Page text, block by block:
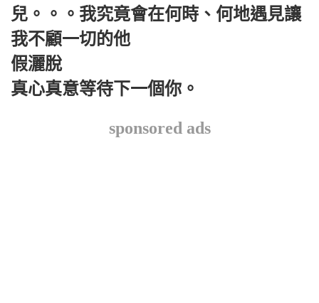
兒。。。我究竟會在何時、何地遇見讓
我不顧一切的他
假灑脫
真心真意等待下一個你。
sponsored ads